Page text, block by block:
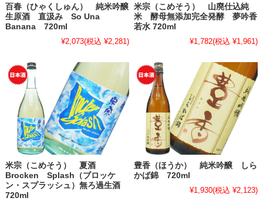
百春（ひゃくしゅん） 純米吟醸
生原酒 直汲み So Una
Banana 720ml
¥2,073(税込 ¥2,281)
米宗（こめそう） 山廃仕込純
米 酵母無添加完全発酵 夢吟香
若水 720ml
¥1,782(税込 ¥1,961)
米宗（こめそう） 夏酒
Brocken Splash（ブロッケ
ン・スプラッシュ）無ろ過生酒
720ml
豊香（ほうか） 純米吟醸 しら
かば錦 720ml
¥1,930(税込 ¥2,123)